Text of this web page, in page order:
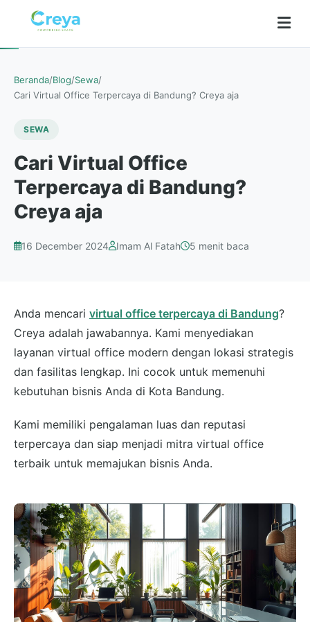
Beranda/Blog/Sewa/
Cari Virtual Office Terpercaya di Bandung? Creya aja
SEWA
Cari Virtual Office
Terpercaya di Bandung?
Creya aja
16 December 2024 Imam Al Fatah 5 menit baca
Anda mencari virtual office terpercaya di Bandung?
Creya adalah jawabannya. Kami menyediakan
layanan virtual office modern dengan lokasi strategis
dan fasilitas lengkap. Ini cocok untuk memenuhi
kebutuhan bisnis Anda di Kota Bandung.
Kami memiliki pengalaman luas dan reputasi
terpercaya dan siap menjadi mitra virtual office
terbaik untuk memajukan bisnis Anda.